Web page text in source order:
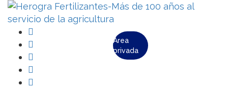
Área
privada